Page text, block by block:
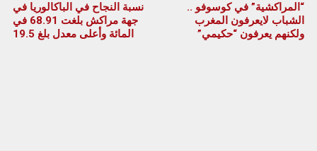
“المراكشية” في كوسوفو ..
الشباب لايعرفون المغرب
ولكنهم يعرفون “حكيمي”
نسبة النجاح في الباكالوريا في
جهة مراكش بلغت 68.91 في
المائة وأعلى معدل بلغ 19.5